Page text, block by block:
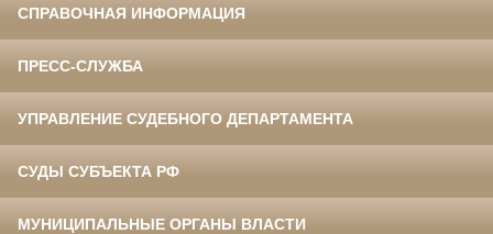
СПРАВОЧНАЯ ИНФОРМАЦИЯ
ПРЕСС-СЛУЖБА
УПРАВЛЕНИЕ СУДЕБНОГО ДЕПАРТАМЕНТА
СУДЫ СУБЪЕКТА РФ
МУНИЦИПАЛЬНЫЕ ОРГАНЫ ВЛАСТИ